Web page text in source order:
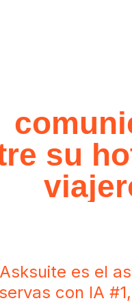
su
Asksuite es el
con IA #1,